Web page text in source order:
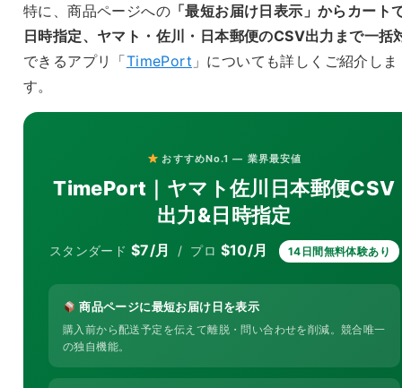
特に、商品ページへの「最短お届け日表示」からカート
日時指定、ヤマト・佐川・日本郵便のCSV出力まで一括
できるアプリ「TimePort 」についても詳しくご紹介しま
す。
おすすめNo.1 — 業界最安値
TimePort｜ヤマト佐川日本郵便CSV
出力&日時指定
スタンダード $7/月 / プロ $10/月 14日間無料体験あり
商品ページに最短お届け日を表示
購入前から配送予定を伝えて離脱・問い合わせを削減。競合唯一
の独自機能。